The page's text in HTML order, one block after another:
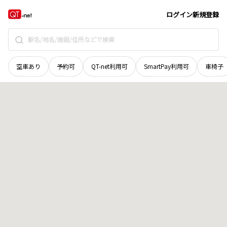
ログイン新規登録
空車あり 予約可 QT-net利用可 SmartPay利用可 車椅子
石川県